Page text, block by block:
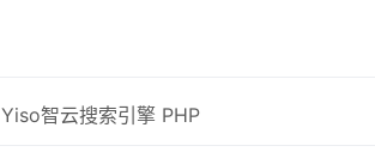
Yiso智云搜索引擎 PHP